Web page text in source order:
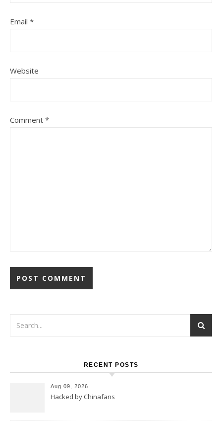
Email *
Website
Comment *
RECENT POSTS
Aug 09, 2026
Hacked by Chinafans